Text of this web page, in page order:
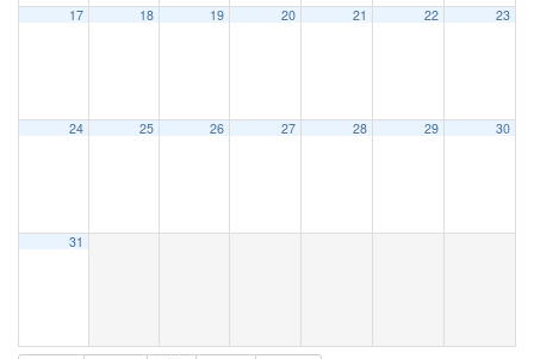
17 18 19 20 21 22 23
24 25 26 27 28 29 30
31